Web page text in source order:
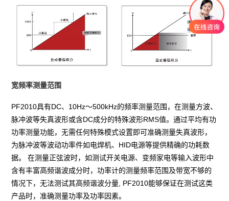
宽频率测量范围
PF2010具有DC、10Hz～500kHz的频率测量范围，在测量方波、
脉冲波等失真波形或含DC成分的特殊波形RMS值。通过平均有功
功率测量功能，无需任何特殊模式设置即可准确测量失真波形，
为脉冲波等波动功率件如电焊机、HID电源等提供精确的功耗数
据。 在测量正弦波时，如测试开关电源、变频家电等输入波形中
含有丰富高频谐波成分时，功率计的测量频率范围及带宽不够的
情况下，无法测试其高频谐波分量, PF2010能够保证在测试这类
产品时，准确测量功率及功率因素。